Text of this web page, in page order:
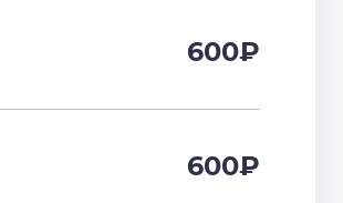
600₽
600₽